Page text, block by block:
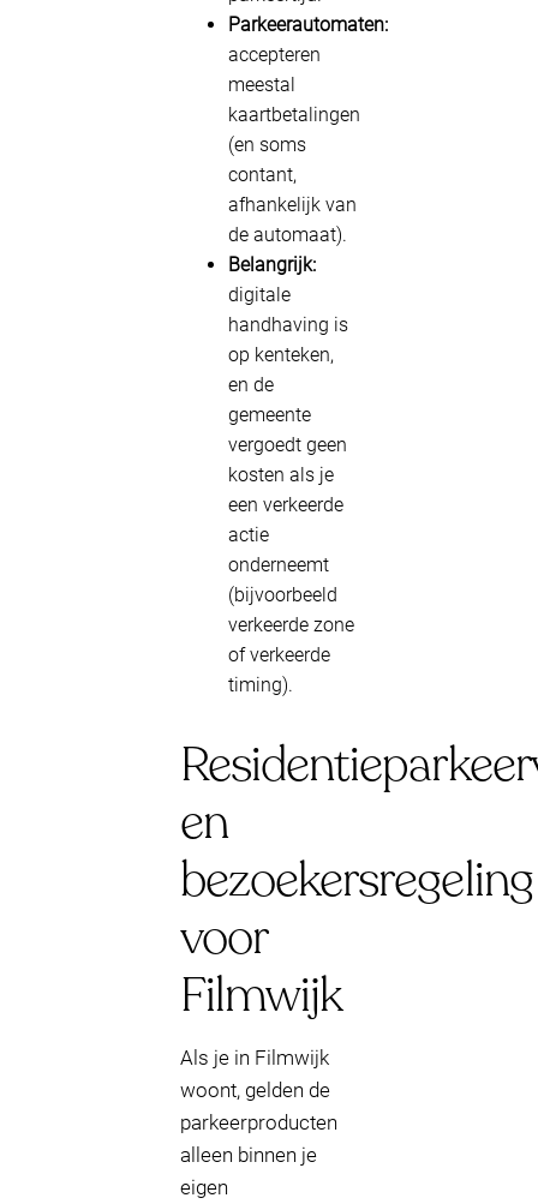
Parkeerautomaten:
accepteren
meestal
kaartbetalingen
(en soms
contant,
afhankelijk van
de automaat).
Belangrijk:
digitale
handhaving is
op kenteken,
en de
gemeente
vergoedt geen
kosten als je
een verkeerde
actie
onderneemt
(bijvoorbeeld
verkeerde zone
of verkeerde
timing).
en
bezoekersregeling
voor
Filmwijk
Als je in Filmwijk
woont, gelden de
parkeerproducten
alleen binnen je
eigen